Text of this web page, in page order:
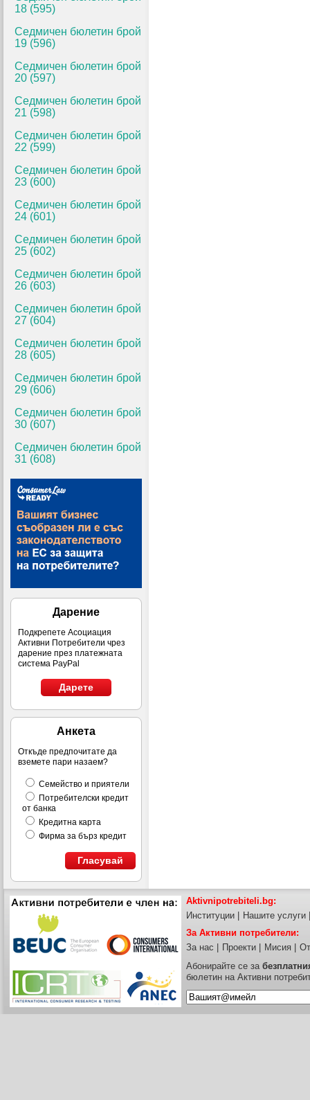
18 (595)
Седмичен бюлетин брой
19 (596)
Седмичен бюлетин брой
20 (597)
Седмичен бюлетин брой
21 (598)
Седмичен бюлетин брой
22 (599)
Седмичен бюлетин брой
23 (600)
Седмичен бюлетин брой
24 (601)
Седмичен бюлетин брой
25 (602)
Седмичен бюлетин брой
26 (603)
Седмичен бюлетин брой
27 (604)
Седмичен бюлетин брой
28 (605)
Седмичен бюлетин брой
29 (606)
Седмичен бюлетин брой
30 (607)
Седмичен бюлетин брой
31 (608)
Дарение
Подкрепете Асоциация
Активни Потребители чрез
дарение през платежната
система PayPal
Дарете
Анкета
Откъде предпочитате да
вземете пари назаем?
Семейство и приятели
Потребителски кредит
от банка
Кредитна карта
Фирма за бърз кредит
Гласувай
Aktivnipotrebiteli.bg:
Институции
Нашите услуги
За Активни потребители:
За нас
Проекти Мисия
Абонирайте се за
бюлетин на Активни